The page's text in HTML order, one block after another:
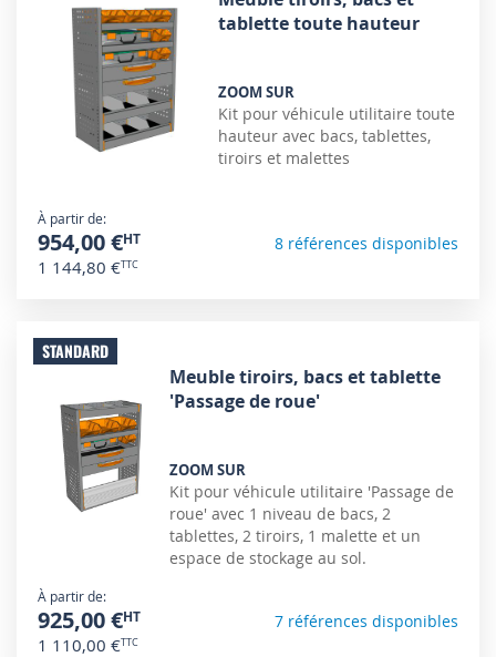
tablette toute hauteur
ZOOM SUR
Kit pour véhicule utilitaire toute
hauteur avec bacs, tablettes,
tiroirs et malettes
À partir de
954,00 €
1 144,80 €
8 références disponibles
STANDARD
Meuble tiroirs, bacs et tablette
'Passage de roue'
ZOOM SUR
Kit pour véhicule utilitaire 'Passage de
roue' avec 1 niveau de bacs, 2
tablettes, 2 tiroirs, 1 malette et un
espace de stockage au sol.
À partir de
925,00 €
1 110,00 €
7 références disponibles